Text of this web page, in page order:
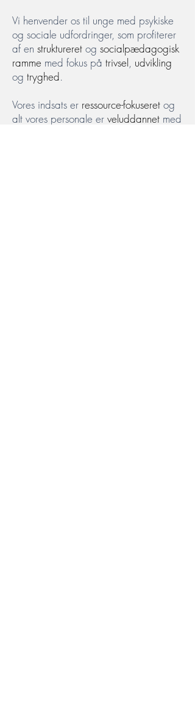
Vi henvender os til unge med psykiske
og sociale udfordringer, som profiterer
af en struktureret og socialpædagogisk
ramme med fokus på trivsel, udvikling
og tryghed.
Vores indsats er ressource-fokuseret og
alt vores personale er veluddannet med